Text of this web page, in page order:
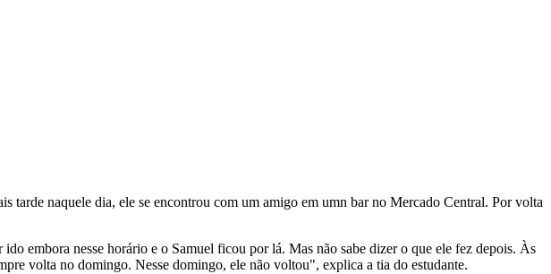
tarde naquele dia, ele se encontrou com um amigo em umn bar no Mercado Central. Por volta
embora nesse horário e o Samuel ficou por lá. Mas não sabe dizer o que ele fez depois. Às
volta no domingo. Nesse domingo, ele não voltou", explica a tia do estudante.